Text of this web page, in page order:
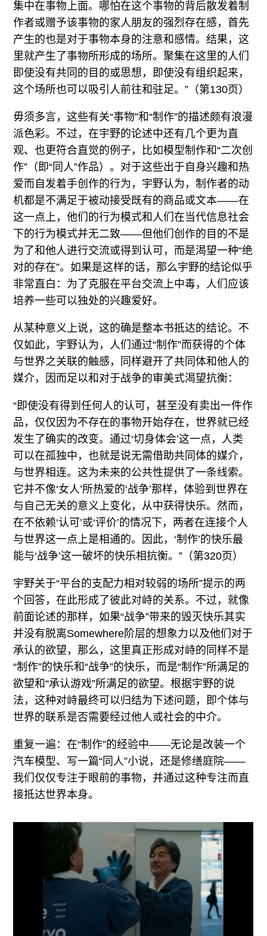
集中在事物上面。哪怕在这个事物的背后散发着制
作者或赠予该事物的家人朋友的强烈存在感，首先
产生的也是对于事物本身的注意和感情。结果，这
里就产生了事物所形成的场所。聚集在这里的人们
即使没有共同的目的或思想，即使没有组织起来，
这个场所也可以吸引人前往和驻足。”（第130页）
毋须多言，这些有关“事物”和“制作”的描述颇有浪漫
派色彩。不过，在宇野的论述中还有几个更为直
观、也更符合直觉的例子，比如模型制作和“二次创
作”（即“同人”作品）。对于这些出于自身兴趣和热
爱而自发着手创作的行为，宇野认为，制作者的动
机都是不满足于被动接受既有的商品或文本——在
这一点上，他们的行为模式和人们在当代信息社会
下的行为模式并无二致——但他们创作的目的不是
为了和他人进行交流或得到认可，而是渴望一种“绝
对的存在”。如果是这样的话，那么宇野的结论似乎
非常直白：为了克服在平台交流上中毒，人们应该
培养一些可以独处的兴趣爱好。
从某种意义上说，这的确是整本书抵达的结论。不
仅如此，宇野认为，人们通过“制作”而获得的个体
与世界之关联的触感，同样避开了共同体和他人的
媒介，因而足以和对于战争的审美式渴望抗衡：
“即使没有得到任何人的认可，甚至没有卖出一件作
品，仅仅因为不存在的事物开始存在，世界就已经
发生了确实的改变。通过‘切身体会’这一点，人类
可以在孤独中，也就是说无需借助共同体的媒介，
与世界相连。这为未来的公共性提供了一条线索。
它并不像‘女人’所热爱的‘战争’那样，体验到世界在
与自己无关的意义上变化，从中获得快乐。然而，
在不依赖‘认可’或‘评价’的情况下，两者在连接个人
与世界这一点上是相通的。因此，‘制作’的快乐最
能与‘战争’这一破坏的快乐相抗衡。”（第320页）
宇野关于“平台的支配力相对较弱的场所”提示的两
个回答，在此形成了彼此对峙的关系。不过，就像
前面论述的那样，如果“战争”带来的毁灭快乐其实
并没有脱离Somewhere阶层的想象力以及他们对于
承认的欲望，那么，这里真正形成对峙的同样不是
“制作”的快乐和“战争”的快乐，而是“制作”所满足的
欲望和“承认游戏”所满足的欲望。根据宇野的说
法，这种对峙最终可以归结为下述问题，即个体与
世界的联系是否需要经过他人或社会的中介。
重复一遍：在“制作”的经验中——无论是改装一个
汽车模型、写一篇“同人”小说，还是修缮庭院——
我们仅仅专注于眼前的事物，并通过这种专注而直
接抵达世界本身。